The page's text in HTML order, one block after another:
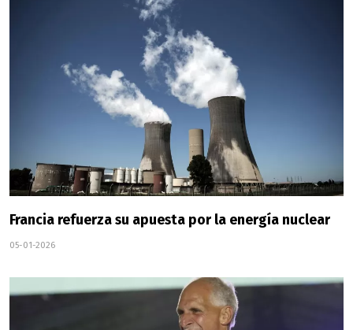
Francia refuerza su apuesta por la energía nuclear
05-01-2026